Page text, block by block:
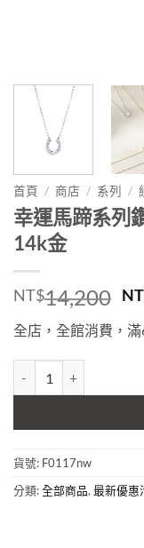
首頁 / 商店 / 系列 /
幸運馬蹄系列
14k金
NT$14,200 原
始
價
全店，全館消費，
貨號: F0117nw
分類:全部商品, 最新優惠